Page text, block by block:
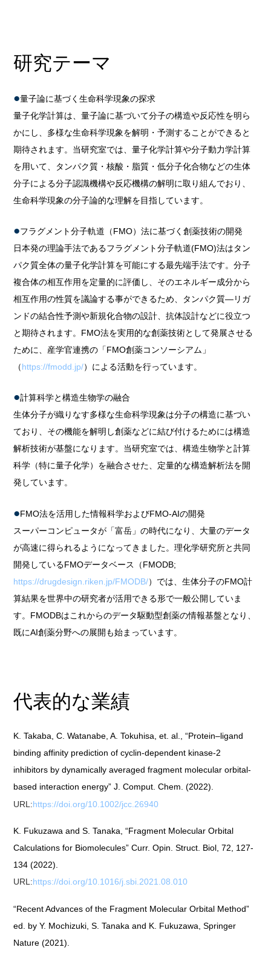
研究テーマ
量子論に基づく生命科学現象の探求
量子化学計算は、量子論に基づいて分子の構造や反応性を明ら
かにし、多様な生命科学現象を解明・予測することができると
期待されます。当研究室では、量子化学計算や分子動力学計算
を用いて、タンパク質・核酸・脂質・低分子化合物などの生体
分子による分子認識機構や反応機構の解明に取り組んでおり、
生命科学現象の分子論的な理解を目指しています。
フラグメント分子軌道（FMO）法に基づく創薬技術の開発
日本発の理論手法であるフラグメント分子軌道(FMO)法はタン
パク質全体の量子化学計算を可能にする最先端手法です。分子
複合体の相互作用を定量的に評価し、そのエネルギー成分から
相互作用の性質を議論する事ができるため、タンパク質―リガ
ンドの結合性予測や新規化合物の設計、抗体設計などに役立つ
と期待されます。FMO法を実用的な創薬技術として発展させる
ために、産学官連携の「FMO創薬コンソーシアム」
（https://fmodd.jp/）による活動を行っています。
計算科学と構造生物学の融合
生体分子が織りなす多様な生命科学現象は分子の構造に基づい
ており、その機能を解明し創薬などに結び付けるためには構造
解析技術が基盤になります。当研究室では、構造生物学と計算
科学（特に量子化学）を融合させた、定量的な構造解析法を開
発しています。
FMO法を活用した情報科学およびFMO-AIの開発
スーパーコンピュータが「富岳」の時代になり、大量のデータ
が高速に得られるようになってきました。理化学研究所と共同
開発しているFMOデータベース（FMODB;
https://drugdesign.riken.jp/FMODB/）では、生体分子のFMO計
算結果を世界中の研究者が活用できる形で一般公開していま
す。FMODBはこれからのデータ駆動型創薬の情報基盤となり、
既にAI創薬分野への展開も始まっています。
代表的な業績
K. Takaba, C. Watanabe, A. Tokuhisa, et. al., “Protein–ligand
binding affinity prediction of cyclin-dependent kinase-2
inhibitors by dynamically averaged fragment molecular orbital-
based interaction energy” J. Comput. Chem. (2022).
URL:https://doi.org/10.1002/jcc.26940
K. Fukuzawa and S. Tanaka, “Fragment Molecular Orbital
Calculations for Biomolecules” Curr. Opin. Struct. Biol, 72, 127-
134 (2022).
URL:https://doi.org/10.1016/j.sbi.2021.08.010
“Recent Advances of the Fragment Molecular Orbital Method”
ed. by Y. Mochizuki, S. Tanaka and K. Fukuzawa, Springer
Nature (2021).